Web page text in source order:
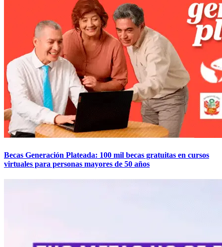
Becas Generación Plateada: 100 mil becas gratuitas en cursos
virtuales para personas mayores de 50 años